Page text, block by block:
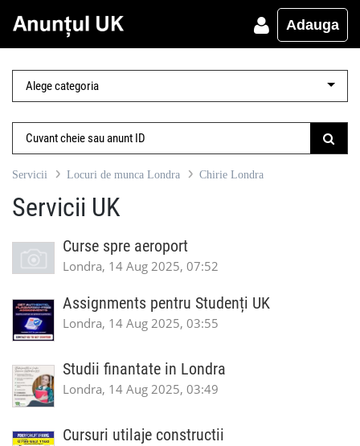
Adauga
Servicii Locuri de munca Londra Chirie Londra
Servicii UK
Curse spre aeroport
Londra, 14 Aug 2025, 07:52
Assignments pentru Studenți UK
Londra, 14 Aug 2025, 03:55
Studii finantate in Londra
Londra, 14 Aug 2025, 03:49
Cursuri utilaje constructii